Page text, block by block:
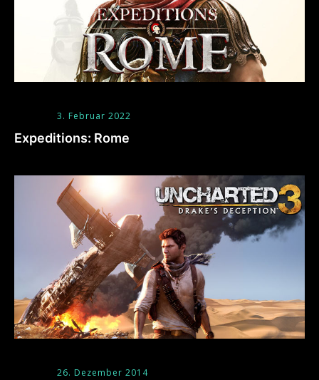
3. Februar 2022
Expeditions: Rome
26. Dezember 2014